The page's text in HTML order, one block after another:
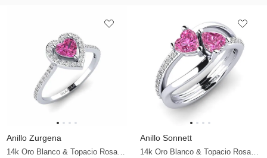
Anillo Zurgena Anillo Sonnett